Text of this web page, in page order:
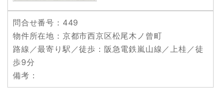
問合せ番号 ：449
物件所在地 ：京都市西京区松尾木ノ曾町
路線／最寄り駅／徒歩 ：阪急電鉄嵐山線／上桂／徒
歩9分
備考 ：